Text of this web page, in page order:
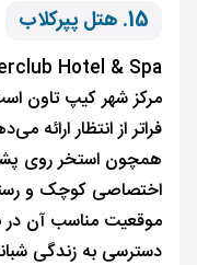
15. هتل پپرکلاب
مرکز شهر کیپ تاون
همچون استخر روی
اختصاصی کوچک و
دسترسی به زندگی